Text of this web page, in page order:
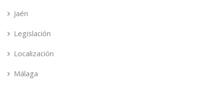
Jaén
Legislación
Localización
Málaga